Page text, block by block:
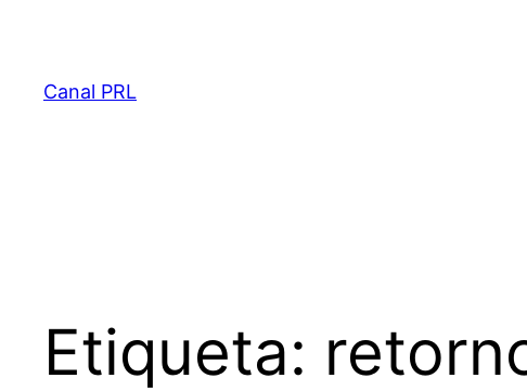
contenido
Canal PRL
Etiqueta: